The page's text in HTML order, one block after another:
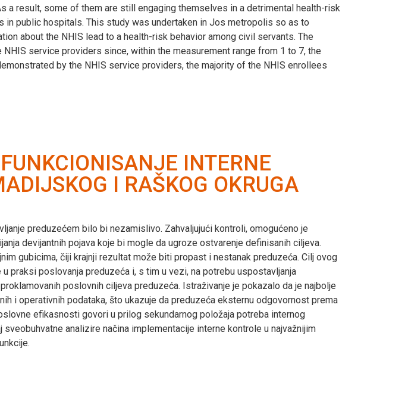
result, some of them are still engaging themselves in a detrimental health-risk
in public hospitals. This study was undertaken in Jos metropolis so as to
about the NHIS lead to a health-risk behavior among civil servants. The
service providers since, within the measurement range from 1 to 7, the
by the NHIS service providers, the majority of the NHIS enrollees
INTERNE
I RAŠKOG OKRUGA
preduzećem bilo bi nezamislivo. Zahvaljujući kontroli, omogućeno je
devijantnih pojava koje bi mogle da ugroze ostvarenje definisanih ciljeva.
gubicima, čiji krajnji rezultat može biti propast i nestanak preduzeća. Cilj ovog
praksi poslovanja preduzeća i, s tim u vezi, na potrebu uspostavljanja
poslovnih ciljeva preduzeća. Istraživanje je pokazalo da je najbolje
i operativnih podataka, što ukazuje da preduzeća eksternu odgovornost prema
efikasnosti govori u prilog sekundarnog položaja potreba internog
analizire načina implementacije interne kontrole u najvažnijim